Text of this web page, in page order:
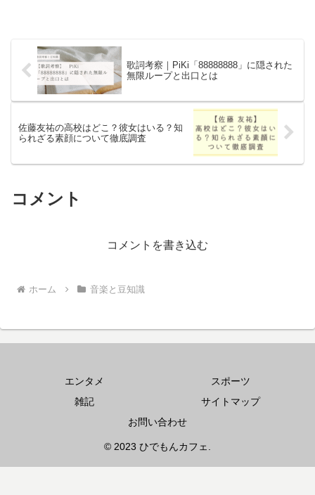
歌詞考察｜PiKi「88888888」に隠された
無限ループと出口とは
佐藤友祐の高校はどこ？彼女はいる？知
られざる素顔について徹底調査
コメント
コメントを書き込む
ホーム 音楽と豆知識
エンタメ
スポーツ
雑記
サイトマップ
お問い合わせ
© 2023 ひでもんカフェ.